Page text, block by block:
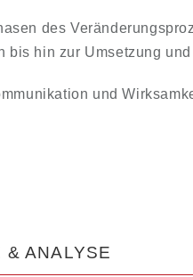
des
bis hin zur Umsetzung
und
& ANALYSE